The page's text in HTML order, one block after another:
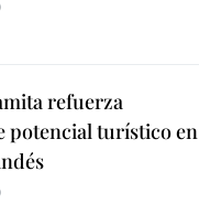
refuerza
potencial turístico en